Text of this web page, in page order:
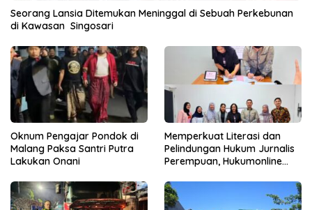
Seorang Lansia Ditemukan Meninggal di Sebuah Perkebunan
di Kawasan Singosari
Oknum Pengajar Pondok di
Malang Paksa Santri Putra
Lakukan Onani
Memperkuat Literasi dan
Pelindungan Hukum Jurnalis
Perempuan, Hukumonline
Gratis